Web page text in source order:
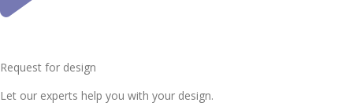
Request for design
Let our experts help you with your design.